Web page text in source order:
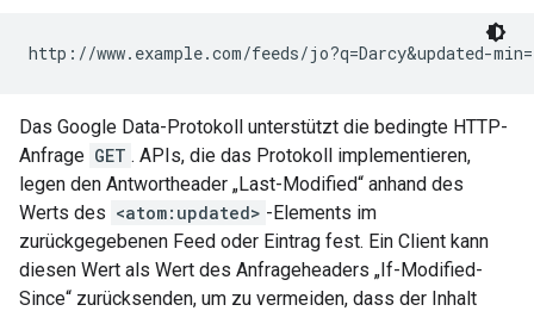
Das Google Data-Protokoll unterstützt die bedingte HTTP-
Anfrage GET . APIs, die das Protokoll implementieren,
legen den Antwortheader „Last-Modified“ anhand des
Werts des <atom:updated> -Elements im
zurückgegebenen Feed oder Eintrag fest. Ein Client kann
diesen Wert als Wert des Anfrageheaders „If-Modified-
Since“ zurücksenden, um zu vermeiden, dass der Inhalt